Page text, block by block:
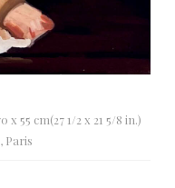
55 cm(27 1/2 x 21 5/8 in.)
Paris